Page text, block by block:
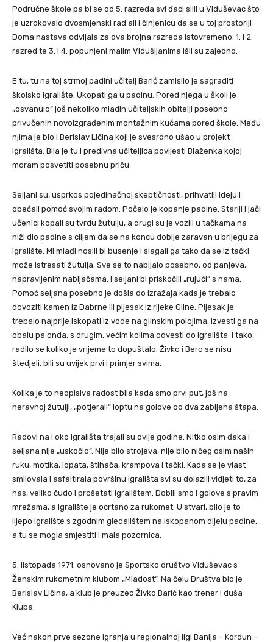
Područne škole pa bi se od 5. razreda svi đaci slili u Viduševac što
je uzrokovalo dvosmjenski rad ali i činjenicu da se u toj prostoriji
Doma nastava odvijala za dva brojna razreda istovremeno. 1. i 2.
razred te 3. i 4. popunjeni malim Vidušljanima išli su zajedno.
E tu, tu na toj strmoj padini učitelj Barić zamislio je sagraditi
školsko igralište. Ukopati ga u padinu. Pored njega u školi je
„osvanulo“ još nekoliko mladih učiteljskih obitelji posebno
privučenih novoizgrađenim montažnim kućama pored škole. Među
njima je bio i Berislav Ličina koji je svesrdno ušao u projekt
igrališta. Bila je tu i predivna učiteljica povijesti Blaženka kojoj
moram posvetiti posebnu priču.
Seljani su, usprkos pojedinačnoj skeptičnosti, prihvatili ideju i
obećali pomoć svojim radom. Počelo je kopanje padine. Stariji i jači
učenici kopali su tvrdu žutulju, a drugi su je vozili u tačkama na
niži dio padine s ciljem da se na koncu dobije zaravan u brijegu za
igralište. Mi mlađi nosili bi busenje i slagali ga tako da se iz tački
može istresati žutulja. Sve se to nabijalo posebno, od panjeva,
napravljenim nabijačama. I seljani bi priskočili „rujući“ s nama.
Pomoć seljana posebno je došla do izražaja kada je trebalo
dovoziti kamen iz Dabrne ili pijesak iz rijeke Gline. Pijesak je
trebalo najprije iskopati iz vode na glinskim polojima, izvesti ga na
obalu pa onda, s drugim, većim kolima odvesti do igrališta. I tako,
radilo se koliko je vrijeme to dopuštalo. Živko i Bero se nisu
štedjeli, bili su uvijek prvi i primjer svima.
Kolika je to neopisiva radost bila kada smo prvi put, još na
neravnoj žutulji, „potjerali“ loptu na golove od dva zabijena štapa.
Radovi na i oko igrališta trajali su dvije godine. Nitko osim đaka i
seljana nije „uskočio“. Nije bilo strojeva, nije bilo ničeg osim naših
ruku, motika, lopata, štihača, krampova i tački. Kada se je vlast
smilovala i asfaltirala površinu igrališta svi su dolazili vidjeti to, za
nas, veliko čudo i prošetati igralištem. Dobili smo i golove s pravim
mrežama, a igralište je ocrtano za rukomet. U stvari, bilo je to
lijepo igralište s zgodnim gledalištem na iskopanom dijelu padine,
a tu se mogla smjestiti i mala pozornica.
5. listopada 1971. osnovano je Sportsko društvo Viduševac s
Ženskim rukometnim klubom „Mladost“. Na čelu Društva bio je
Berislav Ličina, a klub je preuzeo Živko Barić kao trener i duša
Kluba.
Već nakon prve sezone igranja u regionalnoj ligi Banija – Kordun –